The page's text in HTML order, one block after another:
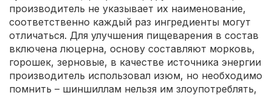
производитель не указывает их наименование,
соответственно каждый раз ингредиенты могут
отличаться. Для улучшения пищеварения в состав
включена люцерна, основу составляют морковь,
горошек, зерновые, в качестве источника энергии
производитель использовал изюм, но необходимо
помнить – шиншиллам нельзя им злоупотреблять,